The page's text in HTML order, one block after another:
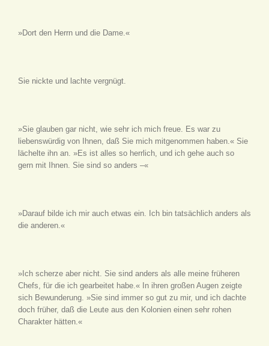
»Dort den Herrn und die Dame.«
Sie nickte und lachte vergnügt.
»Sie glauben gar nicht, wie sehr ich mich freue. Es war zu
liebenswürdig von Ihnen, daß Sie mich mitgenommen haben.« Sie
lächelte ihn an. »Es ist alles so herrlich, und ich gehe auch so
gern mit Ihnen. Sie sind so anders –«
»Darauf bilde ich mir auch etwas ein. Ich bin tatsächlich anders als
die anderen.«
»Ich scherze aber nicht. Sie sind anders als alle meine früheren
Chefs, für die ich gearbeitet habe.« In ihren großen Augen zeigte
sich Bewunderung. »Sie sind immer so gut zu mir, und ich dachte
doch früher, daß die Leute aus den Kolonien einen sehr rohen
Charakter hätten.«